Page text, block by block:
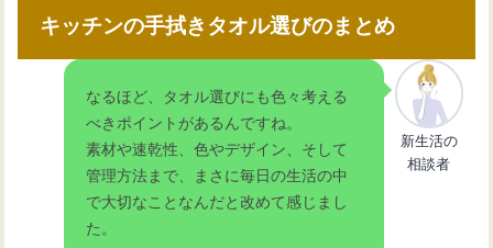
キッチンの手拭きタオル選びのまとめ
なるほど、タオル選びにも色々考える
べきポイントがあるんですね。
素材や速乾性、色やデザイン、そして
管理方法まで、まさに毎日の生活の中
で大切なことなんだと改めて感じまし
た。
新生活の
相談者